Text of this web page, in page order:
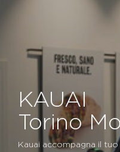
KAUAI
Torino
Kauai accompagna il